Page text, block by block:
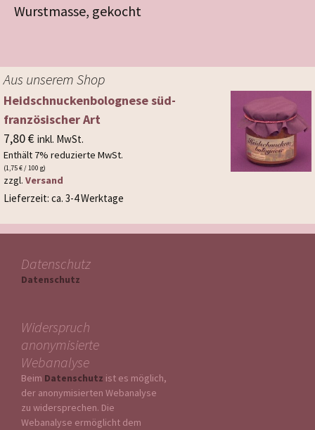
Wurstmasse, gekocht
Aus unserem Shop
Heidschnucken­bolognese süd­
französischer Art
7,80€ inkl. MwSt.
Enthält 7% reduzierte MwSt.
(1,75€/ 100 g)
zzgl. Versand
Lieferzeit: ca. 3-4 Werktage
Datenschutz
Datenschutz
Widerspruch
anonymisierte
Webanalyse
Beim Datenschutz ist es möglich,
der anonymisierten Webanalyse
zu widersprechen. Die
Webanalyse ermöglicht dem